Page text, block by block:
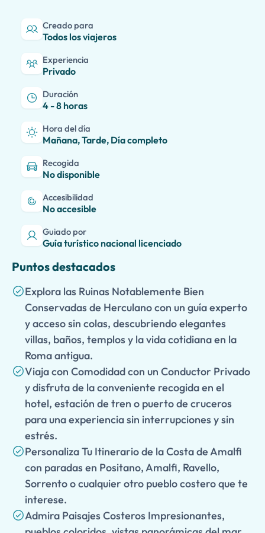
Creado para
Todos los viajeros
Experiencia
Privado
Duración
4 - 8 horas
Hora del día
Mañana, Tarde, Día completo
Recogida
No disponible
Accesibilidad
No accesible
Guiado por
Guía turístico nacional licenciado
Puntos destacados
Explora las Ruinas Notablemente Bien
Conservadas de Herculano con un guía experto
y acceso sin colas, descubriendo elegantes
villas, baños, templos y la vida cotidiana en la
Roma antigua.
Viaja con Comodidad con un Conductor Privado
y disfruta de la conveniente recogida en el
hotel, estación de tren o puerto de cruceros
para una experiencia sin interrupciones y sin
estrés.
Personaliza Tu Itinerario de la Costa de Amalfi
con paradas en Positano, Amalfi, Ravello,
Sorrento o cualquier otro pueblo costero que te
interese.
Admira Paisajes Costeros Impresionantes,